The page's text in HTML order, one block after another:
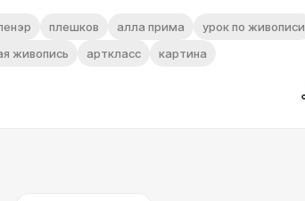
плешков алла прима
урок по живописи
живопись арткласс картина